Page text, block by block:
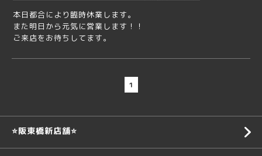
本日都合により臨時休業します。
また明日から元気に営業します！！
ご来店をお待ちしてます。
1
⭐️阪東橋新店舗⭐️